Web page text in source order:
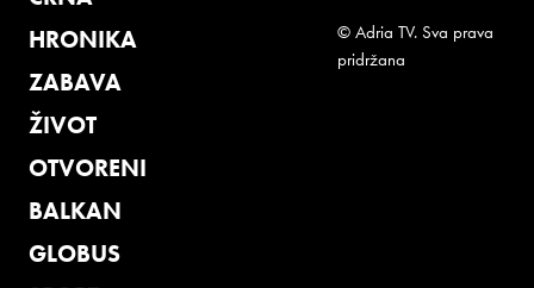
HRONIKA
ZABAVA
ŽIVOT
OTVORENI
BALKAN
GLOBUS
© Adria TV. Sva prava
pridržana